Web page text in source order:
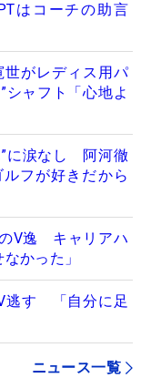
はコーチの助言
がレディス用パ
ャフト「心地よ
”に涙なし 阿河徹
フが好きだから
V逸 キャリアハ
かった」
逃す 「自分に足
ニュース一覧